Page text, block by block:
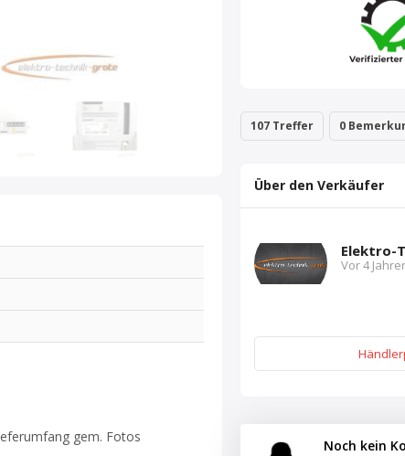
gem. Fotos
107 Treffer 0
Über den Verkäufer
Elektro-
Vor 4
Noch kein